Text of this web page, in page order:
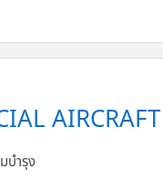
AIRCRAFT
บำรุง